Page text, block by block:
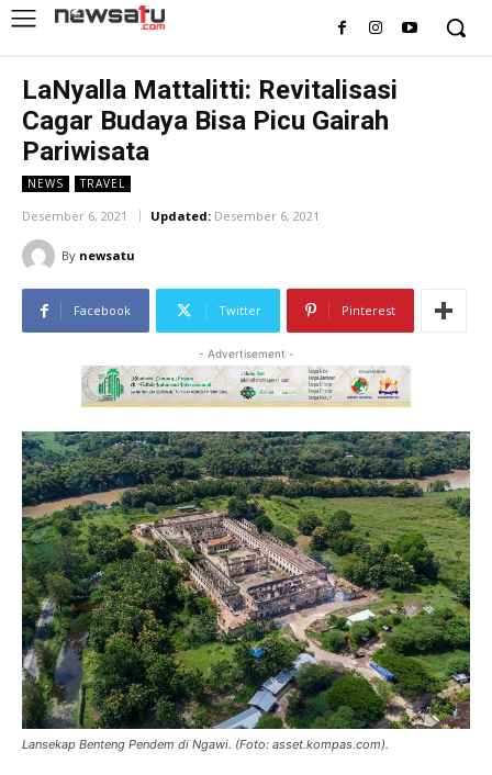
LaNyalla Mattalitti: Revitalisasi
Cagar Budaya Bisa Picu Gairah
Pariwisata
NEWS TRAVEL
Desember 6, 2021 Updated: Desember 6, 2021
By newsatu
Facebook Twitter Pinterest
- Advertisement -
Lansekap Benteng Pendem di Ngawi. (Foto: asset.kompas.com).